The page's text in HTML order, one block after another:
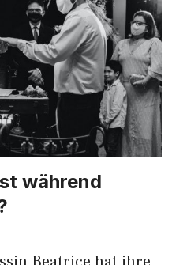
während